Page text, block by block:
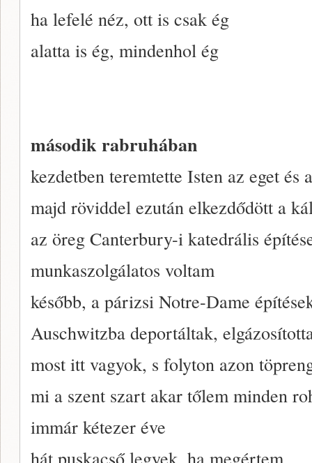
ha lefelé néz, ott is csak ég
alatta is ég, mindenhol ég
második rabruhában
kezdetben teremtette Isten az eget és
majd röviddel ezután elkezdődött a
az öreg Canterbury-i katedrális
munkaszolgálatos voltam
később, a párizsi Notre-Dame
Auschwitzba deportáltak,
most itt vagyok, s folyton azon
mi a szent szart akar tőlem minden
immár kétezer éve
hát puskacső legyek, ha megértem